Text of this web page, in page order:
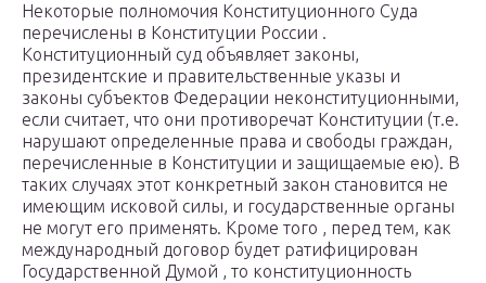
Некоторые полномочия Конституционного Суда
перечислены в Конституции России .
Конституционный суд объявляет законы,
президентские и правительственные указы и
законы субъектов Федерации неконституционными,
если считает, что они противоречат Конституции (т.е.
нарушают определенные права и свободы граждан,
перечисленные в Конституции и защищаемые ею). В
таких случаях этот конкретный закон становится не
имеющим исковой силы, и государственные органы
не могут его применять. Кроме того , перед тем, как
международный договор будет ратифицирован
Государственной Думой , то конституционность